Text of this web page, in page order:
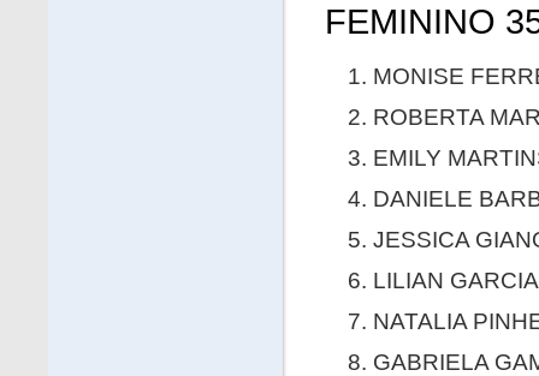
FEMININO
MONISE
ROBERTA
EMILY
DANIELE
JESSICA
LILIAN
NATALIA
GABRIELA